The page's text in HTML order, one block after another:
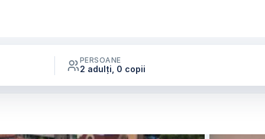
PERSOANE
2 adulți, 0 copii